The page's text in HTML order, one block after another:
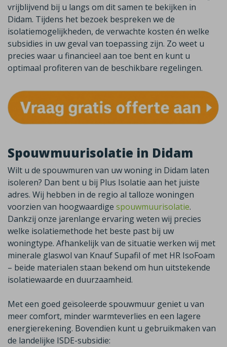
vrijblijvend bij u langs om dit samen te bekijken in
Didam. Tijdens het bezoek bespreken we de
isolatiemogelijkheden, de verwachte kosten én welke
subsidies in uw geval van toepassing zijn. Zo weet u
precies waar u financieel aan toe bent en kunt u
optimaal profiteren van de beschikbare regelingen.
Spouwmuurisolatie in Didam
Wilt u de spouwmuren van uw woning in Didam laten
isoleren? Dan bent u bij Plus Isolatie aan het juiste
adres. Wij hebben in de regio al talloze woningen
voorzien van hoogwaardige spouwmuurisolatie.
Dankzij onze jarenlange ervaring weten wij precies
welke isolatiemethode het beste past bij uw
woningtype. Afhankelijk van de situatie werken wij met
minerale glaswol van KnaufSupafil of met HR IsoFoam
– beide materialen staan bekend om hun uitstekende
isolatiewaarde en duurzaamheid.
Met een goed geïsoleerde spouwmuur geniet u van
meer comfort, minder warmteverlies en een lagere
energierekening. Bovendien kunt u gebruikmaken van
de landelijke ISDE-subsidie: